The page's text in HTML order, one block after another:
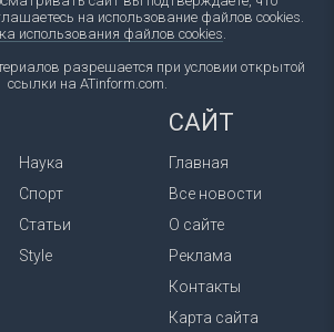
на использование файлов cookies.
использования файлов cookies
разрешается при условии открытой
ссылки на ATinform.com.
Наука
Спорт
Статьи
Style
САЙТ
Главная
Все новости
О сайте
Реклама
Контакты
Карта сайта